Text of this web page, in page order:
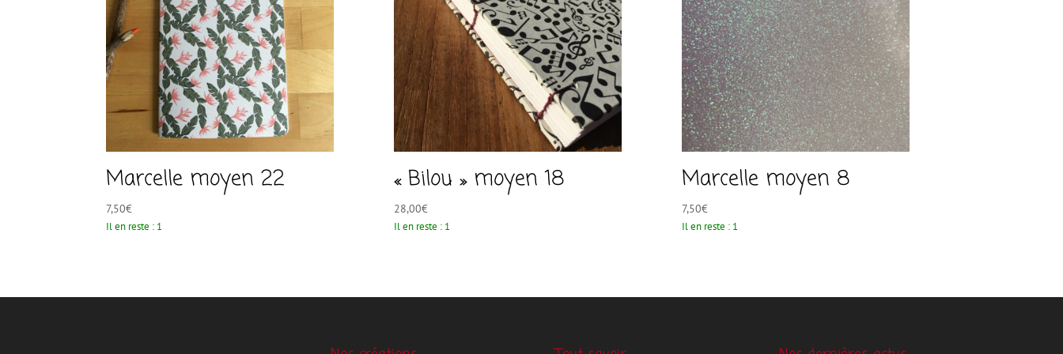
Marcelle moyen 22
7,50€
Il en reste : 1
« Bilou » moyen 18
28,00€
Il en reste : 1
Marcelle moyen 8
7,50€
Il en reste : 1